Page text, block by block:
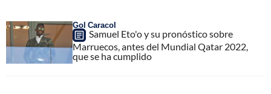
Gol Caracol
Samuel Eto'o y su pronóstico sobre
Marruecos, antes del Mundial Qatar 2022,
que se ha cumplido